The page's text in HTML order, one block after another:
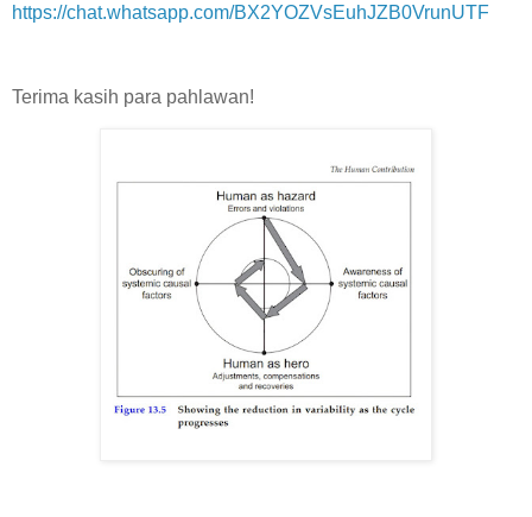
https://chat.whatsapp.com/BX2YOZVsEuhJZB0VrunUTF
Terima kasih para pahlawan!